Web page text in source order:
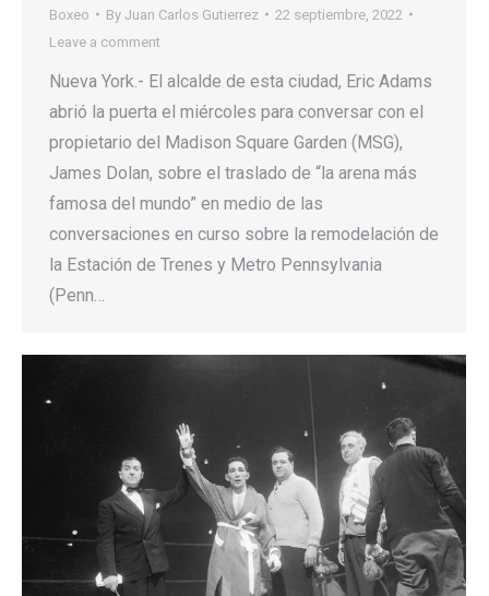
Boxeo By Juan Carlos Gutierrez
22 septiembre, 2022
Leave a comment
Nueva York.- El alcalde de esta ciudad, Eric Adams
abrió la puerta el miércoles para conversar con el
propietario del Madison Square Garden (MSG),
James Dolan, sobre el traslado de “la arena más
famosa del mundo” en medio de las
conversaciones en curso sobre la remodelación de
la Estación de Trenes y Metro Pennsylvania
(Penn…